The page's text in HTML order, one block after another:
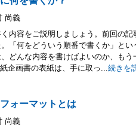
尚義
内容をご説明しましょう。前回の
「何をどういう順番で書くか」と
どんな内容を書けばよいのか、も
企画書の表紙は、手に取っ...続きを
ォーマットとは
尚義